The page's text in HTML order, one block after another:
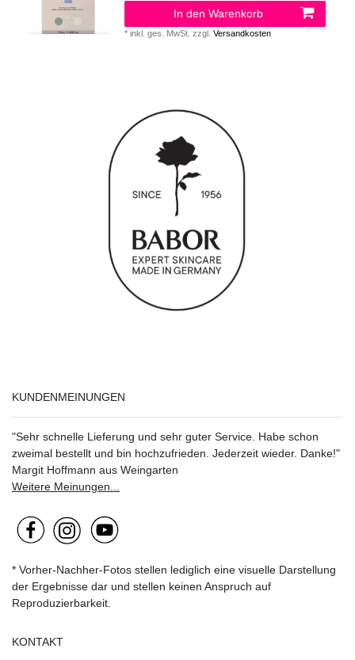
In den Warenkorb
*inkl. ges. MwSt. zzgl.Versandkosten
KUNDENMEINUNGEN
"Sehr schnelle Lieferung und sehr guter Service. Habe schon
zweimal bestellt und bin hochzufrieden. Jederzeit wieder. Danke!"
Margit Hoffmann aus Weingarten
Weitere Meinungen...
* Vorher-Nachher-Fotos stellen lediglich eine visuelle Darstellung
der Ergebnisse dar und stellen keinen Anspruch auf
Reproduzierbarkeit.
KONTAKT